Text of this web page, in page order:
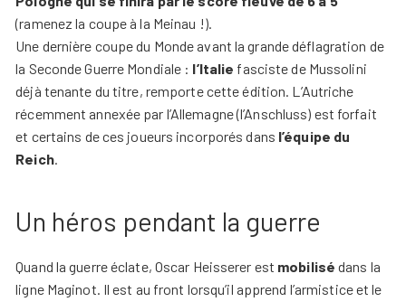
(ramenez la coupe à la Meinau !).
Une dernière coupe du Monde avant la grande déflagration de
la Seconde Guerre Mondiale : l’Italie fasciste de Mussolini
déjà tenante du titre, remporte cette édition. L’Autriche
récemment annexée par l’Allemagne (l’Anschluss) est forfait
et certains de ces joueurs incorporés dans l’équipe du
Reich.
Un héros pendant la guerre
Quand la guerre éclate, Oscar Heisserer est mobilisé dans la
ligne Maginot. Il est au front lorsqu’il apprend l’armistice et le